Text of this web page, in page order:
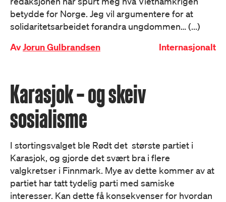
betydde for Norge. Jeg vil argumentere for at
solidaritetsarbeidet forandra ungdommen… (...)
AvJorun Gulbrandsen Internasjonalt
Karasjok – og skeiv
sosialisme
I stortingsvalget ble Rødt det største partiet i
Karasjok, og gjorde det svært bra i flere
valgkretser i Finnmark. Mye av dette kommer av at
partiet har tatt tydelig parti med samiske
interesser. Kan dette få konsekvenser for hvordan